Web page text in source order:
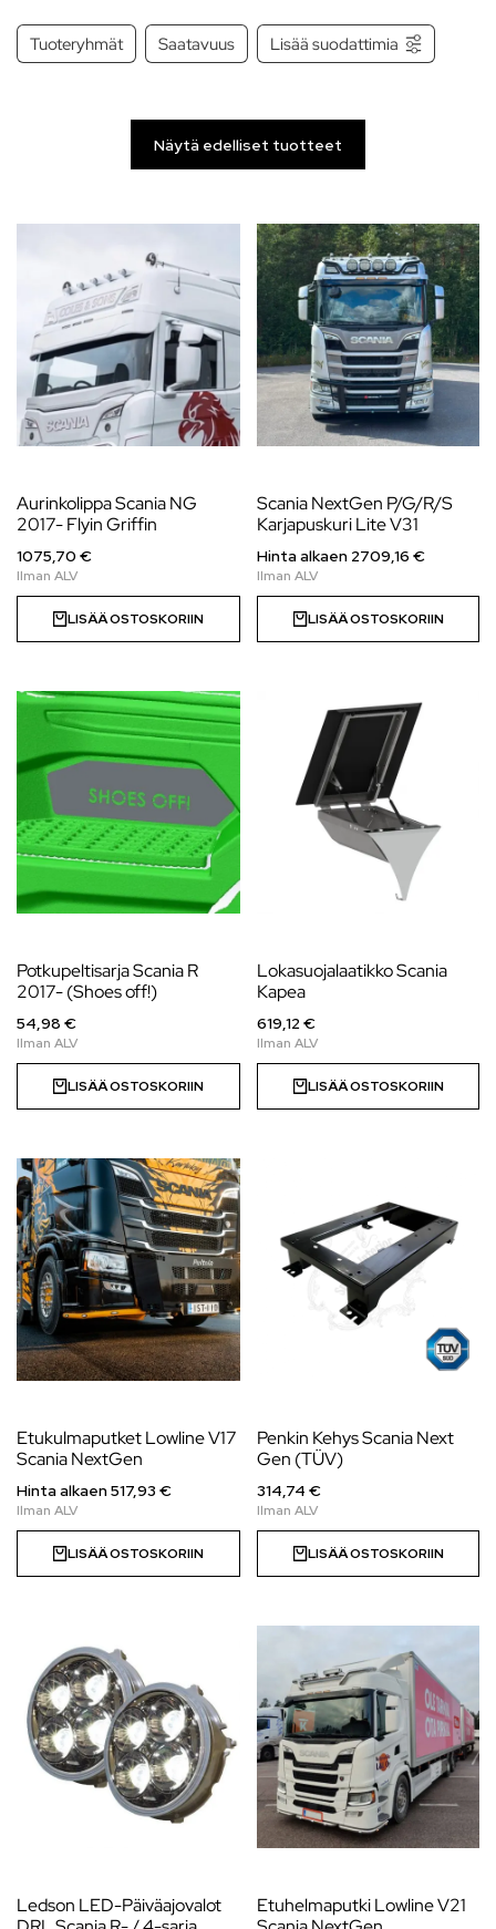
Tuoteryhmät Saatavuus Lisää suodattimia
Näytä edelliset tuotteet
Aurinkolippa Scania NG
2017- Flyin Griffin
1075,70 €
LISÄÄ OSTOSKORIIN
Scania NextGen P/G/R/S
Karjapuskuri Lite V31
Hinta alkaen 2709,16 €
LISÄÄ OSTOSKORIIN
Potkupeltisarja Scania R
2017- (Shoes off!)
54,98 €
LISÄÄ OSTOSKORIIN
Lokasuojalaatikko Scania
Kapea
619,12 €
LISÄÄ OSTOSKORIIN
Etukulmaputket Lowline V17
Scania NextGen
Hinta alkaen517,93 €
LISÄÄ OSTOSKORIIN
Penkin Kehys Scania Next
Gen (TÜV)
314,74 €
LISÄÄ OSTOSKORIIN
Ledson LED-Päiväajovalot
Etuhelmaputki Lowline V21